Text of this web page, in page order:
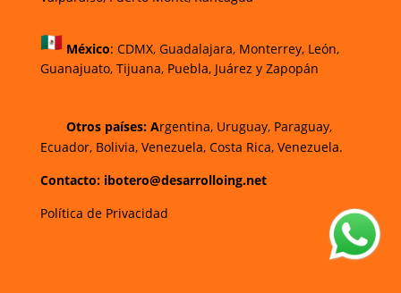
México: CDMX, Guadalajara, Monterrey, León,
Guanajuato, Tijuana, Puebla, Juárez y Zapopán
Otros países: Argentina, Uruguay, Paraguay,
Ecuador, Bolivia, Venezuela, Costa Rica, Venezuela.
Contacto: ibotero@desarrolloing.net
Política de Privacidad
w